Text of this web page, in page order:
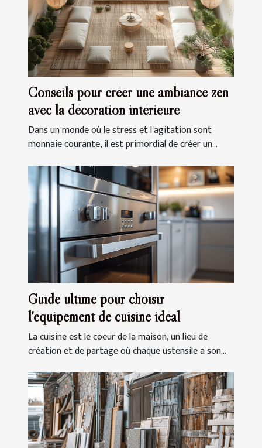
Conseils pour créer une ambiance zen
avec la décoration intérieure
Dans un monde où le stress et l'agitation sont
monnaie courante, il est primordial de créer un...
Guide ultime pour choisir
l'équipement de cuisine idéal
La cuisine est le coeur de la maison, un lieu de
création et de partage où chaque ustensile a son...